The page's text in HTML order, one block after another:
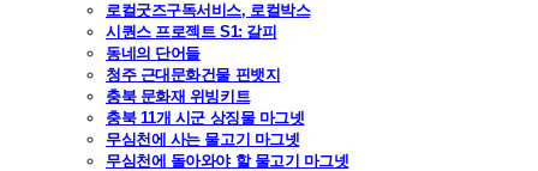
로컬굿즈구독서비스, 로컬박스
시퀀스 프로젝트 S1: 갈피
동네의 단어들
청주 근대문화건물 핀뱃지
충북 문화재 위빙키트
충북 11개 시군 상징물 마그넷
무심천에 사는 물고기 마그넷
무심천에 돌아와야 할 물고기 마그넷